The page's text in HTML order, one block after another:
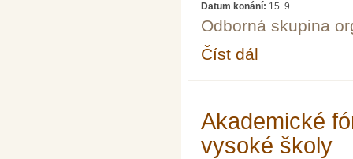
Datum konání: 15. 9.
Odborná skupina
Číst dál
Akademické
vysoké školy